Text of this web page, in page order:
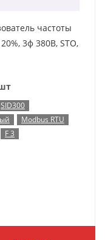
частоты
3ф 380В, STO,
SID300
Modbus RTU
F 3